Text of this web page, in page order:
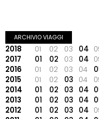
ARCHIVIO VIAGGI
2018 01 02 03 04
2017
01 02 03 04
2016
01 02 03 04
2015
01 02 03 04
2014
01 02 03 04
2013
01 02 03 04
2012
01 02 03 04